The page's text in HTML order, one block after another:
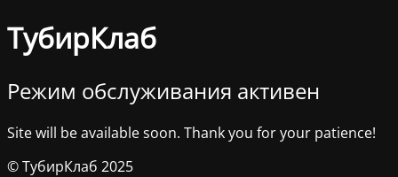
ТубирКлаб
Режим обслуживания активен
Site will be available soon. Thank you for your patience!
© ТубирКлаб 2025